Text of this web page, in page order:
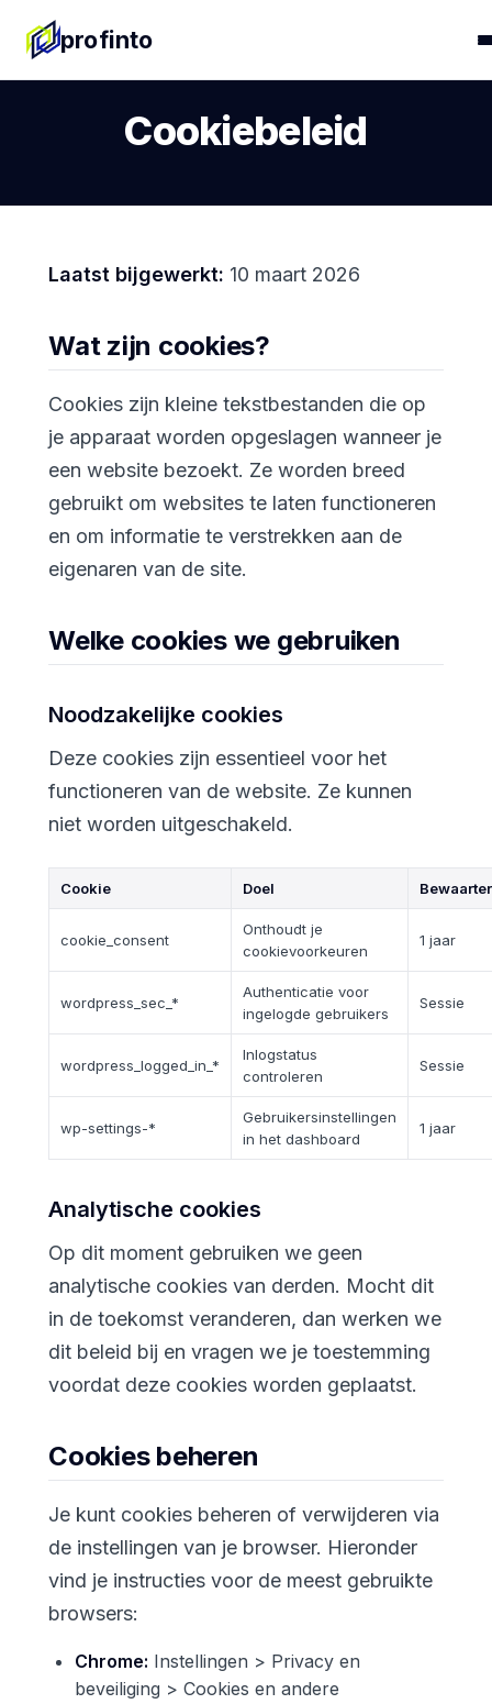
profinto
Cookiebeleid
Laatst bijgewerkt: 10 maart 2026
Wat zijn cookies?
Cookies zijn kleine tekstbestanden die op
je apparaat worden opgeslagen wanneer je
een website bezoekt. Ze worden breed
gebruikt om websites te laten functioneren
en om informatie te verstrekken aan de
eigenaren van de site.
Welke cookies we gebruiken
Noodzakelijke cookies
Deze cookies zijn essentieel voor het
functioneren van de website. Ze kunnen
niet worden uitgeschakeld.
Cookie Doel
cookie_consent
Onthoudt je
cookievoorkeuren
1 jaar
wordpress_sec_*
Authenticatie voor
ingelogde gebruikers
Sessie
wordpress_logged_in_*
Inlogstatus
controleren
Sessie
wp-settings-*
Gebruikersinstellingen
in het dashboard
1 jaar
Analytische cookies
Op dit moment gebruiken we geen
analytische cookies van derden. Mocht dit
in de toekomst veranderen, dan werken we
dit beleid bij en vragen we je toestemming
voordat deze cookies worden geplaatst.
Cookies beheren
Je kunt cookies beheren of verwijderen via
de instellingen van je browser. Hieronder
vind je instructies voor de meest gebruikte
browsers:
Chrome: Instellingen > Privacy en
beveiliging > Cookies en andere